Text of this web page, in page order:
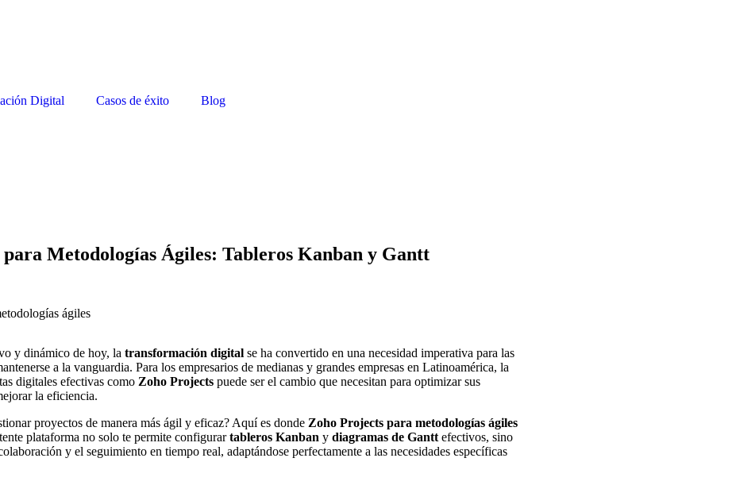
Digital Casos de éxito Blog
Metodologías Ágiles: Tableros Kanban y Gantt
y dinámico de hoy, la transformación digital se ha convertido en una necesidad imperativa para las
a la vanguardia. Para los empresarios de medianas y grandes empresas en Latinoamérica, la
digitales efectivas como Zoho Projects puede ser el cambio que necesitan para optimizar sus
la eficiencia.
proyectos de manera más ágil y eficaz? Aquí es donde Zoho Projects para metodologías ágiles
plataforma no solo te permite configurartableros Kanban y diagramas de Gantt efectivos, sino
y el seguimiento en tiempo real, adaptándose perfectamente a las necesidades específicas